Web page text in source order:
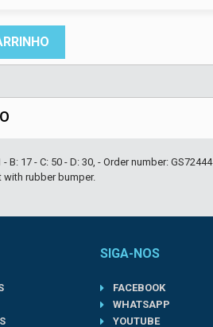
B: 17 - C: 50 - D: 30, - Order number: GS72444
with rubber bumper.
SIGA-NOS
FACEBOOK
WHATSAPP
YOUTUBE